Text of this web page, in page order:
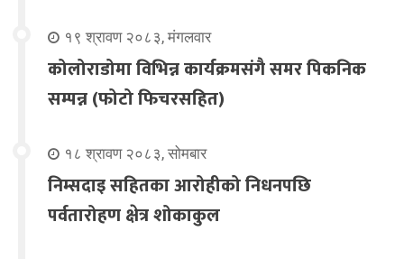
१९ श्रावण २०८३, मंगलवार
कोलोराडोमा विभिन्न कार्यक्रमसंगै समर पिकनिक
सम्पन्न (फोटो फिचरसहित)
१८ श्रावण २०८३, सोमबार
निम्सदाइ सहितका आरोहीको निधनपछि
पर्वतारोहण क्षेत्र शोकाकुल